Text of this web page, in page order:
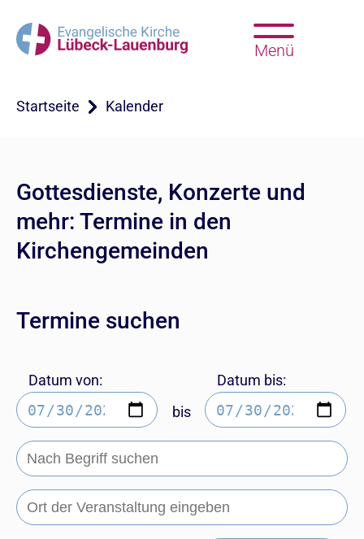
Menü
Startseite Kalender
Gottesdienste, Konzerte und
mehr: Termine in den
Kirchengemeinden
Termine suchen
Datum von:
bis
Datum bis: